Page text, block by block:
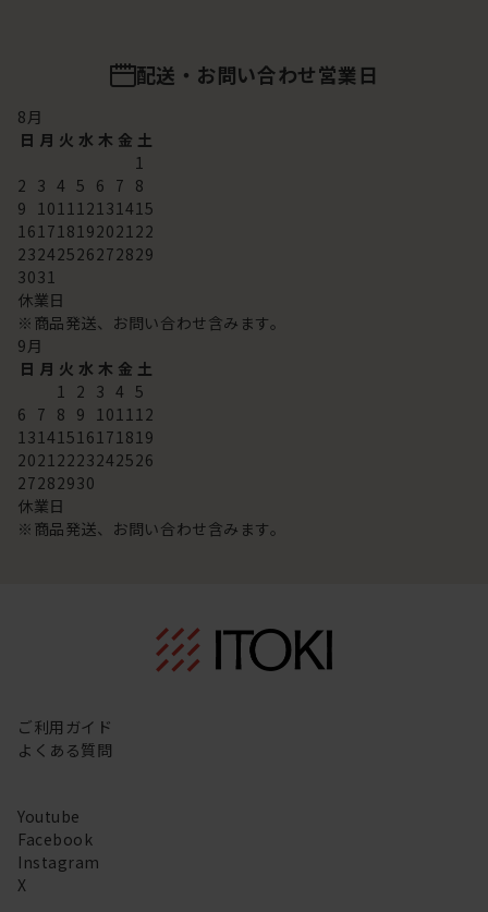
配送・お問い合わせ営業日
8月
日 月 火 水 木 金 土
1
2 3 4 5 6 7 8
9 101112131415
16171819202122
23242526272829
3031
休業日
※商品発送、お問い合わせ含みます。
9月
日 月 火 水 木 金 土
1 2 3 4 5
6 7 8 9 101112
13141516171819
20212223242526
27282930
休業日
※商品発送、お問い合わせ含みます。
ご利用ガイド
よくある質問
Youtube
Facebook
Instagram
X